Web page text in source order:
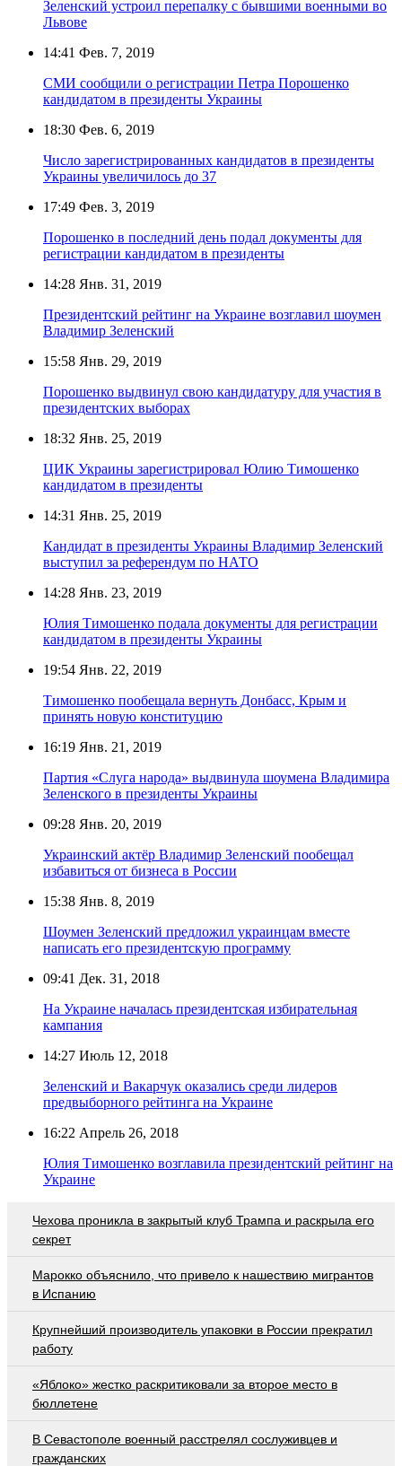
Зеленский устроил перепалку с бывшими военными во
Львове
14:41 Фев. 7, 2019
СМИ сообщили о регистрации Петра Порошенко
кандидатом в президенты Украины
18:30 Фев. 6, 2019
Число зарегистрированных кандидатов в президенты
Украины увеличилось до 37
17:49 Фев. 3, 2019
Порошенко в последний день подал документы для
регистрации кандидатом в президенты
14:28 Янв. 31, 2019
Президентский рейтинг на Украине возглавил шоумен
Владимир Зеленский
15:58 Янв. 29, 2019
Порошенко выдвинул свою кандидатуру для участия в
президентских выборах
18:32 Янв. 25, 2019
ЦИК Украины зарегистрировал Юлию Тимошенко
кандидатом в президенты
14:31 Янв. 25, 2019
Кандидат в президенты Украины Владимир Зеленский
выступил за референдум по НАТО
14:28 Янв. 23, 2019
Юлия Тимошенко подала документы для регистрации
кандидатом в президенты Украины
19:54 Янв. 22, 2019
Тимошенко пообещала вернуть Донбасс, Крым и
принять новую конституцию
16:19 Янв. 21, 2019
Партия «Слуга народа» выдвинула шоумена Владимира
Зеленского в президенты Украины
09:28 Янв. 20, 2019
Украинский актёр Владимир Зеленский пообещал
избавиться от бизнеса в России
15:38 Янв. 8, 2019
Шоумен Зеленский предложил украинцам вместе
написать его президентскую программу
09:41 Дек. 31, 2018
На Украине началась президентская избирательная
кампания
14:27 Июль 12, 2018
Зеленский и Вакарчук оказались среди лидеров
предвыборного рейтинга на Украине
16:22 Апрель 26, 2018
Юлия Тимошенко возглавила президентский рейтинг на
Украине
Чехова проникла в закрытый клуб Трампа и раскрыла его
секрет
Марокко объяснило, что привело к нашествию мигрантов
в Испанию
Крупнейший производитель упаковки в России прекратил
работу
«Яблоко» жестко раскритиковали за второе место в
бюллетене
В Севастополе военный расстрелял сослуживцев и
гражданских